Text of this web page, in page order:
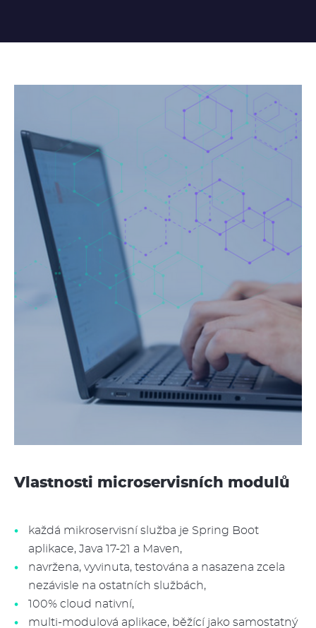
Vlastnosti microservisních modulů
každá mikroservisní služba je Spring Boot
aplikace, Java 17-21 a Maven,
navržena, vyvinuta, testována a nasazena zcela
nezávisle na ostatních službách,
100% cloud nativní,
multi-modulová aplikace, běžící jako samostatný